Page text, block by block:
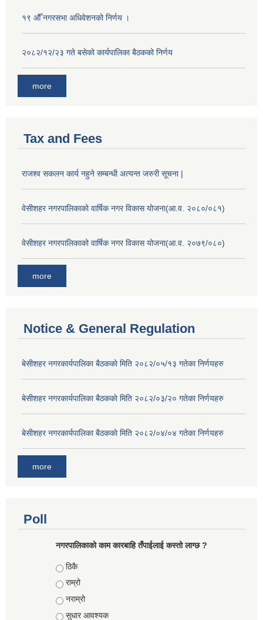
१९ औँ नगरसभा अधिवेशनको निर्णय ।
२०८२/१२/२३ गते बसेको कार्यपालिका बैठकको निर्णय
more
Tax and Fees
राजश्व सकलन कार्य नहुने सम्बन्धी अत्यन्त जरुरी सूचना |
वेसीशहर नगरपालिकाको वार्षिक नगर विकास योजना(आ.व. २०८०/०८१)
वेसीशहर नगरपालिकाको वार्षिक नगर विकास योजना(आ.व. २०७९/०८०)
more
Notice & General Regulation
बे‍‍सीशहर नगरकार्यपालिका बैठककाे मिति २०८२/०५/१३ गतेका निर्णयहरु
बे‍‍सीशहर नगरकार्यपालिका बैठककाे मिति २०८२/०३/२० गतेका निर्णयहरु
बे‍‍सीशहर नगरकार्यपालिका बैठककाे मिति २०८२/०४/०४ गतेका निर्णयहरु
more
Poll
नगरपालिकाको काम कारबाहि तँपाईलाई कस्तो लाग्छ ?
Choices
ठिकै
राम्रो
नराम्रो
सुधार आवश्यक